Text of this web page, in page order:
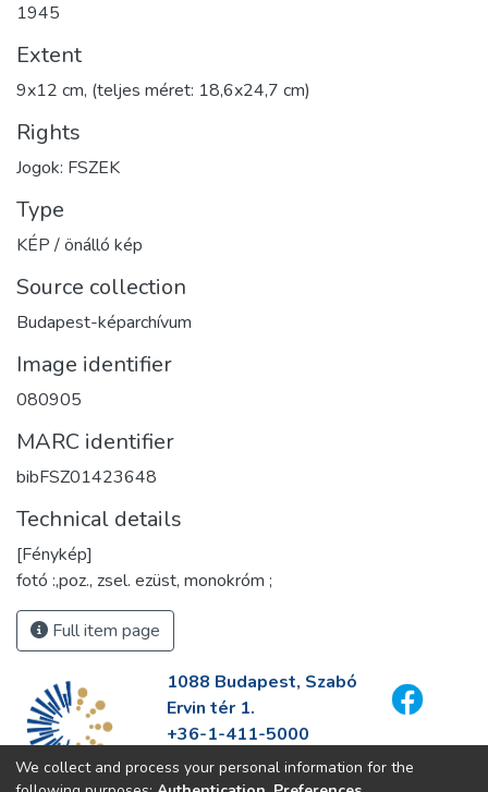
1945
Extent
9x12 cm, (teljes méret: 18,6x24,7 cm)
Rights
Jogok: FSZEK
Type
KÉP / önálló kép
Source collection
Budapest-képarchívum
Image identifier
080905
MARC identifier
bibFSZ01423648
Technical details
[Fénykép]
fotó :,poz., zsel. ezüst, monokróm ;
Full item page
1088 Budapest, Szabó
Ervin tér 1.
+36-1-411-5000
info@fszek.hu
https://fszek.hu
We collect and process your personal information for the